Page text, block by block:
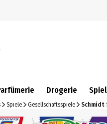
Drogerie
Spiele Gesellschaftsspiele Schmidt